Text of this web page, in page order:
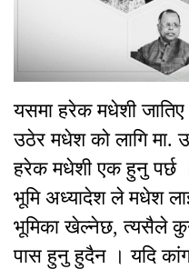
यसमा हरेक मधेशी जातिए
उठेर मधेश को लागि मा.
हरेक मधेशी एक हुनु पर्छ ।
भूमि अध्यादेश ले मधेश
भूमिका खेल्नेछ, त्यसैले
पास हुनु हुदैन । यदि